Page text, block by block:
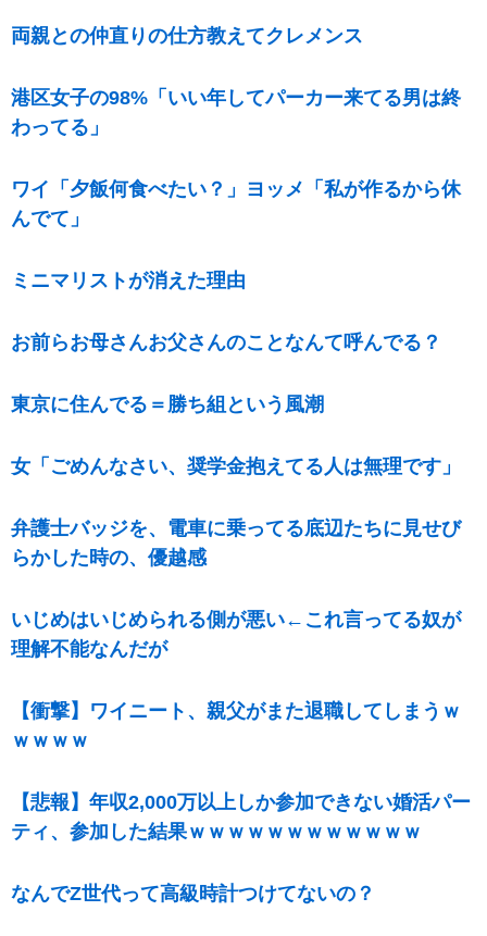
両親との仲直りの仕方教えてクレメンス
港区女子の98%「いい年してパーカー来てる男は終
わってる」
ワイ「夕飯何食べたい？」ヨッメ「私が作るから休
んでて」
ミニマリストが消えた理由
お前らお母さんお父さんのことなんて呼んでる？
東京に住んでる＝勝ち組という風潮
女「ごめんなさい、奨学金抱えてる人は無理です」
弁護士バッジを、電車に乗ってる底辺たちに見せび
らかした時の、優越感
いじめはいじめられる側が悪い←これ言ってる奴が
理解不能なんだが
【衝撃】ワイニート、親父がまた退職してしまうｗ
ｗｗｗｗ
【悲報】年収2,000万以上しか参加できない婚活パー
ティ、参加した結果ｗｗｗｗｗｗｗｗｗｗｗｗ
なんでZ世代って高級時計つけてないの？